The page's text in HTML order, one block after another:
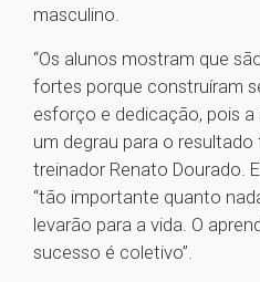
masculino.
“Os alunos mostram que
fortes porque construíram
esforço e dedicação, pois
um degrau para o resultado
treinador Renato Dourado.
“tão importante quanto
levarão para a vida. O
sucesso é coletivo”.